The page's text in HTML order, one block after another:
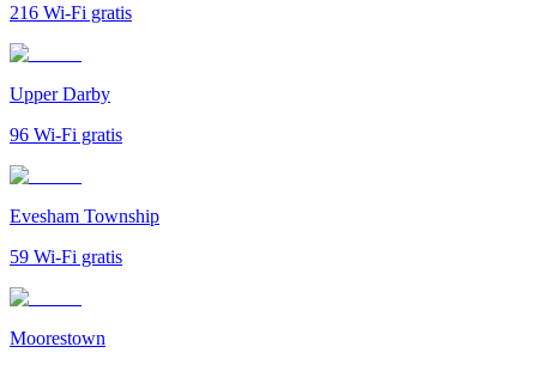
216 Wi-Fi gratis
Upper Darby
96 Wi-Fi gratis
Evesham Township
59 Wi-Fi gratis
Moorestown